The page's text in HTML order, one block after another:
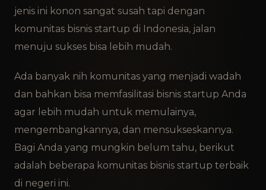
jenis ini konon sangat susah tapi dengan
komunitas bisnis startup di Indonesia, jalan
menuju sukses bisa lebih mudah.
Ada banyak nih komunitas yang menjadi wadah
dan bahkan bisa memfasilitasi bisnis startup Anda
agar lebih mudah untuk memulainya,
mengembangkannya, dan mensukseskannya.
Bagi Anda yang mungkin belum tahu, berikut
adalah beberapa komunitas bisnis startup terbaik
di negeri ini.